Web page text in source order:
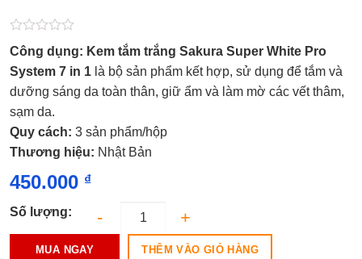
Được
xếp
hạng
0.0
5
sao
Công dụng: Kem tắm trắng Sakura Super White Pro
System 7 in 1 là bộ sản phẩm kết hợp, sử dụng để tắm và
dưỡng sáng da toàn thân, giữ ẩm và làm mờ các vết thâm,
sạm da.
Quy cách: 3 sản phẩm/hộp
Thương hiệu: Nhật Bản
450.000 ₫
Số lượng:
MUA NGAY THÊM VÀO GIỎ HÀNG